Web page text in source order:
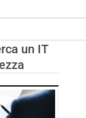
un IT